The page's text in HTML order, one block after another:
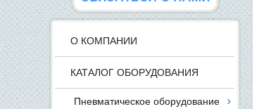
О КОМПАНИИ
КАТАЛОГ ОБОРУДОВАНИЯ
Пневматическое оборудование